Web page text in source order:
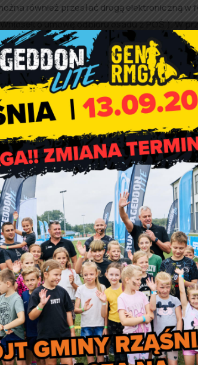
również przesłać drogą elektroniczną w
o umowę odbioru osadu z POŚ”). W
Komunalnej pod nr telefonu44 631-71-92.
oczyszczalni ścieków (plik PDF),
oczyszczalni ścieków (plik DOCX),
.
Projekt „CUŚ w